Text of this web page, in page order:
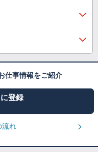
仕事情報をご紹介
登録
流れ